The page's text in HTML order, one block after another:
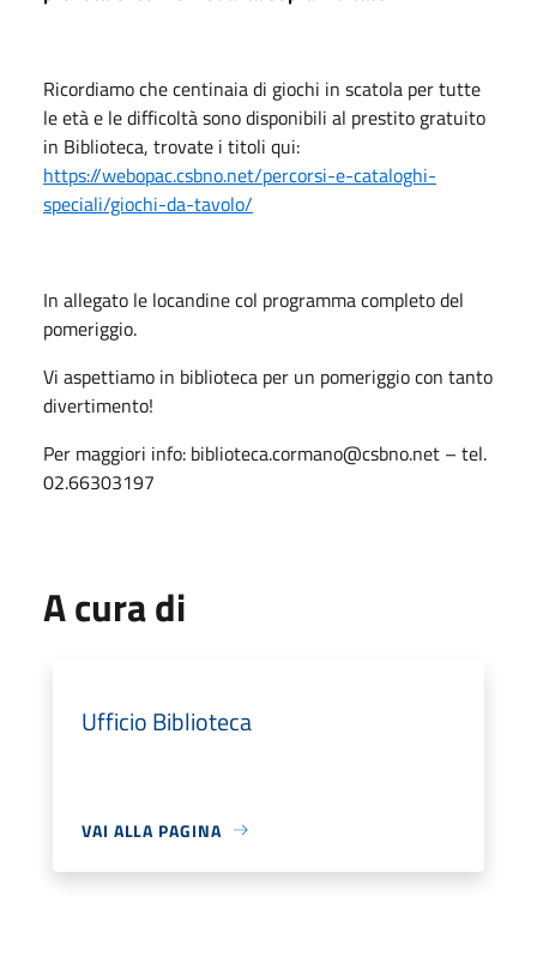
Ricordiamo che centinaia di giochi in scatola per tutte
le età e le difficoltà sono disponibili al prestito gratuito
in Biblioteca, trovate i titoli qui:
https://webopac.csbno.net/percorsi-e-cataloghi-
speciali/giochi-da-tavolo/
In allegato le locandine col programma completo del
pomeriggio.
Vi aspettiamo in biblioteca per un pomeriggio con tanto
divertimento!
Per maggiori info: biblioteca.cormano@csbno.net – tel.
02.66303197
A cura di
Ufficio Biblioteca
VAI ALLA PAGINA